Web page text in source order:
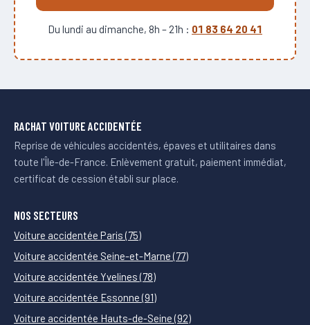
Du lundi au dimanche, 8h – 21h : 01 83 64 20 41
RACHAT VOITURE ACCIDENTÉE
Reprise de véhicules accidentés, épaves et utilitaires dans
toute l'Île-de-France. Enlèvement gratuit, paiement immédiat,
certificat de cession établi sur place.
NOS SECTEURS
Voiture accidentée Paris (75)
Voiture accidentée Seine-et-Marne (77)
Voiture accidentée Yvelines (78)
Voiture accidentée Essonne (91)
Voiture accidentée Hauts-de-Seine (92)